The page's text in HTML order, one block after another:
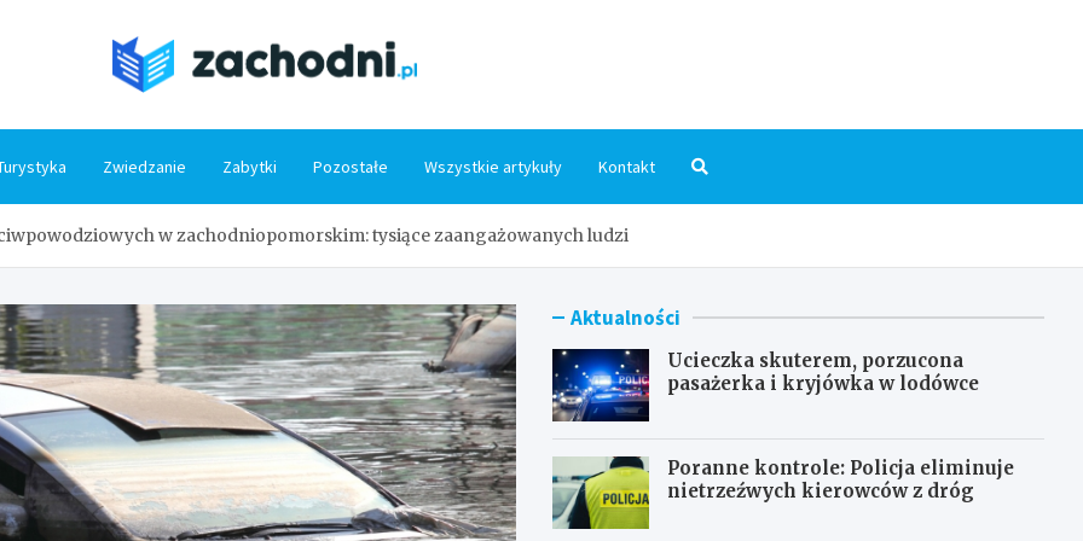
Zwiedzanie Zabytki Pozostałe Wszystkie artykuły Kontakt
w zachodniopomorskim: tysiące zaangażowanych ludzi
Aktualności
Ucieczka skuterem, porzucona
pasażerka i kryjówka w lodówce
Poranne kontrole: Policja eliminuje
nietrzeźwych kierowców z dróg